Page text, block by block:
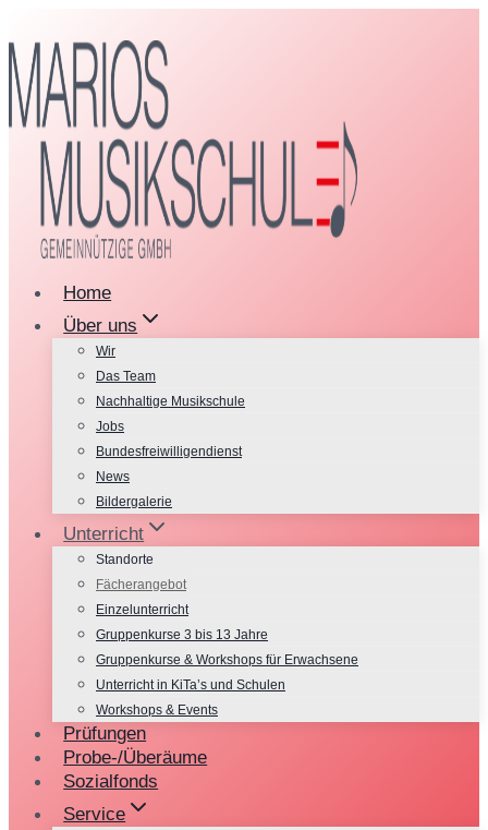
Inhalt
springen
Home
Über uns
Wir
Das Team
Nachhaltige Musikschule
Jobs
Bundesfreiwilligendienst
News
Bildergalerie
Unterricht
Standorte
Fächerangebot
Einzelunterricht
Gruppenkurse 3 bis 13 Jahre
Gruppenkurse & Workshops für Erwachsene
Unterricht in KiTa’s und Schulen
Workshops & Events
Prüfungen
Probe-/Überäume
Sozialfonds
Service